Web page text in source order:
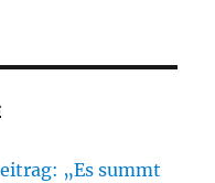
„Es summt